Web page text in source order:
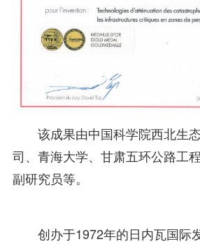
该成果由中国科学院西北生
司、青海大学、甘肃五环公路工
副研究员等。
创办于1972年的日内瓦国际